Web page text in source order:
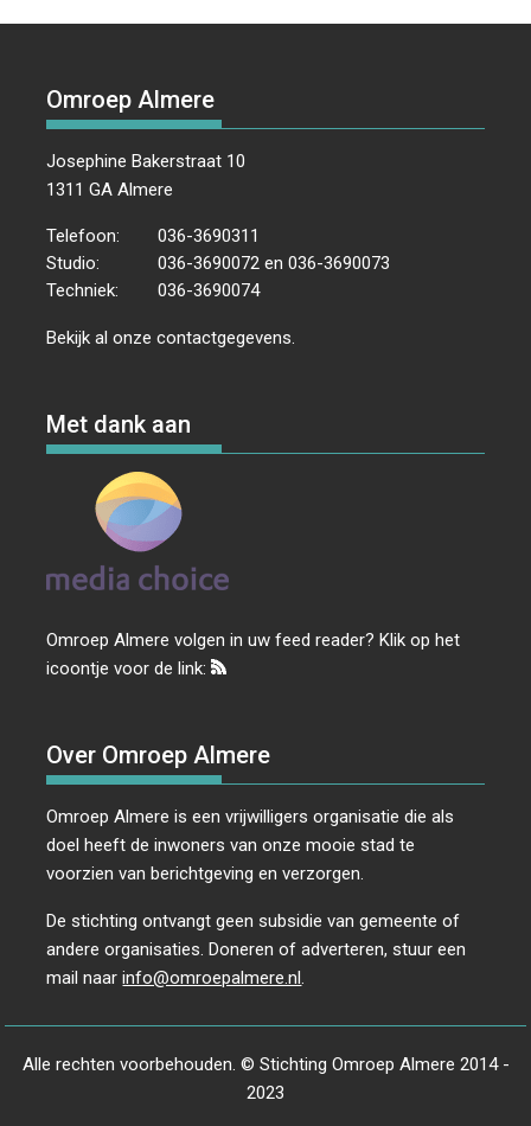
Omroep Almere
Josephine Bakerstraat 10
1311 GA Almere
Telefoon:
036-3690311
Studio:
036-3690072 en 036-3690073
Techniek:
036-3690074
Bekijk al onzecontactgegevens
Met dank aan
Omroep Almere volgen in uw feed reader? Klik op het
icoontje voor de link:
Over Omroep Almere
Omroep Almere is een vrijwilligers organisatie die als
doel heeft de inwoners van onze mooie stad te
voorzien van berichtgeving en verzorgen.
De stichting ontvangt geen subsidie van gemeente of
andere organisaties. Doneren of adverteren, stuur een
mail naarinfo@omroepalmere.nl.
Alle rechten voorbehouden. © Stichting Omroep Almere 2014 -
2023